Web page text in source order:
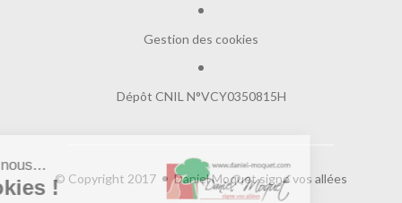
Gestion des cookies
Dépôt CNIL N°VCY0350815H
© Copyright 2017 Daniel Moquet signe vos allées
Salut c'est nous...
les Cookies !